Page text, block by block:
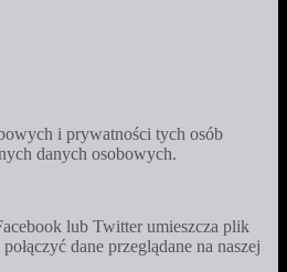
i prywatności tych osób
danych osobowych.
lub Twitter umieszcza plik
dane przeglądane na naszej